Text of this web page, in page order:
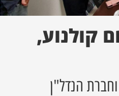
קולנוע,
הנדל"ן